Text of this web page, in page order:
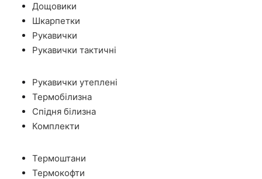
Дощовики
Шкарпетки
Рукавички
Рукавички тактичні
Рукавички утеплені
Термобілизна
Спідня білизна
Комплекти
Термоштани
Термокофти